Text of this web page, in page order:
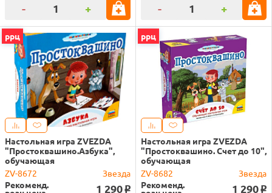
- + - +
ррц
Настольная игра ZVEZDA
"Простоквашино.Азбука",
обучающая
ZV-8672
Звезда
Рекоменд.
1 290 o
ррц
Настольная игра ZVEZDA
"Простоквашино. Счет до 10",
обучающая
ZV-8682
Звезда
Рекоменд.
1 290 o